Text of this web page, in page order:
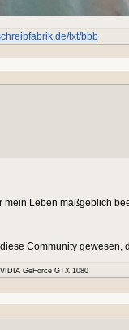
txt/bbb
mein Leben maßgeblich
Community gewesen,
GeForce GTX 1080